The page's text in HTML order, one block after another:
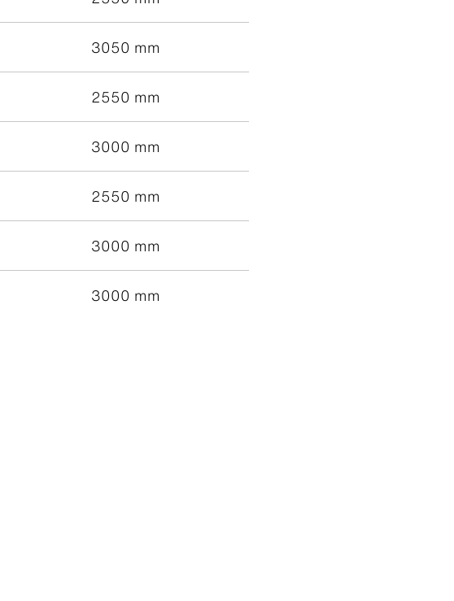
3050 mm
2550 mm
3000 mm
2550 mm
3000 mm
3000 mm